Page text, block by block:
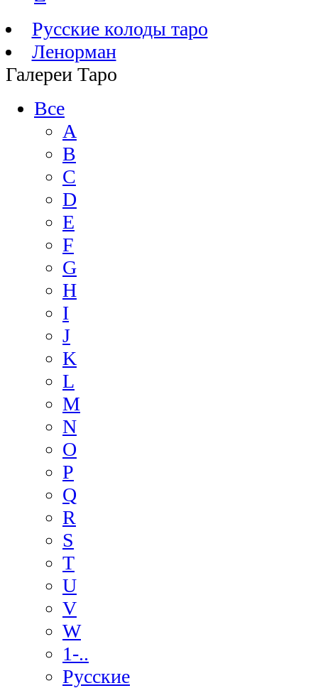
Русские колоды таро
Ленорман
Галереи Таро
Все
A
B
C
D
E
F
G
H
I
J
K
L
M
N
O
P
Q
R
S
T
U
V
W
1-..
Русские